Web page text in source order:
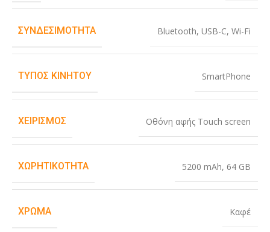
ΣΥΝΔΕΣΙΜΌΤΗΤΑ Bluetooth, USB-C, Wi-Fi
ΤΎΠΟΣ ΚΙΝΗΤΟΎ SmartPhone
ΧΕΙΡΙΣΜΌΣ Οθόνη αφής Touch screen
ΧΩΡΗΤΙΚΌΤΗΤΑ 5200 mAh, 64 GB
ΧΡΏΜΑ Καφέ